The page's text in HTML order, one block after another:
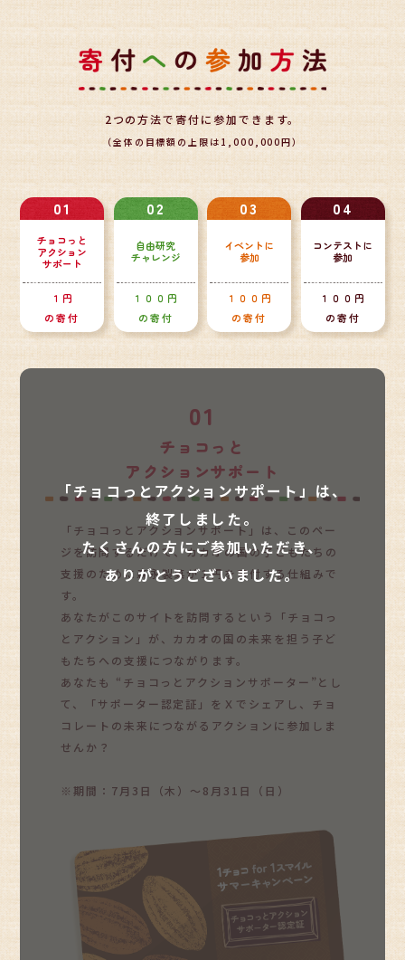
2つの方法で寄付に参加できます。
（全体の目標額の上限は1,000,000円）
01
チョコっと
アクション
サポート
１円
の寄付
02
自由研究
チャレンジ
１００円
の寄付
03
イベントに
参加
１００円
の寄付
04
コンテストに
参加
１００円
の寄付
「チョコっとアクションサポート」は、
終了しました。
たくさんの方にご参加いただき、
ありがとうございました。
01
チョコっと
アクションサポート
「チョコっとアクションサポート」は、このペー
ジを訪問するだけで、カカオの国の子どもたちの
支援のために森永製菓が１円を寄付する仕組みで
す。
あなたがこのサイトを訪問するという「チョコっ
とアクション」が、カカオの国の未来を担う子ど
もたちへの支援につながります。
あなたも “チョコっとアクションサポーター”とし
て、「サポーター認定証」をＸでシェアし、チョ
コレートの未来につながるアクションに参加しま
せんか？
※期間：7月3日（木）～8月31日（日）